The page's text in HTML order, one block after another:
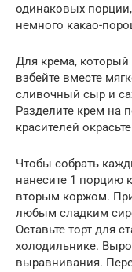
одинаковых
немного какао-
Для крема,
взбейте вместе
сливочный сыр и
Разделите крем
красителей
Чтобы собрать
нанесите 1 порцию
вторым коржом.
любым сладким
Оставьте торт для
холодильнике.
выравнивания.